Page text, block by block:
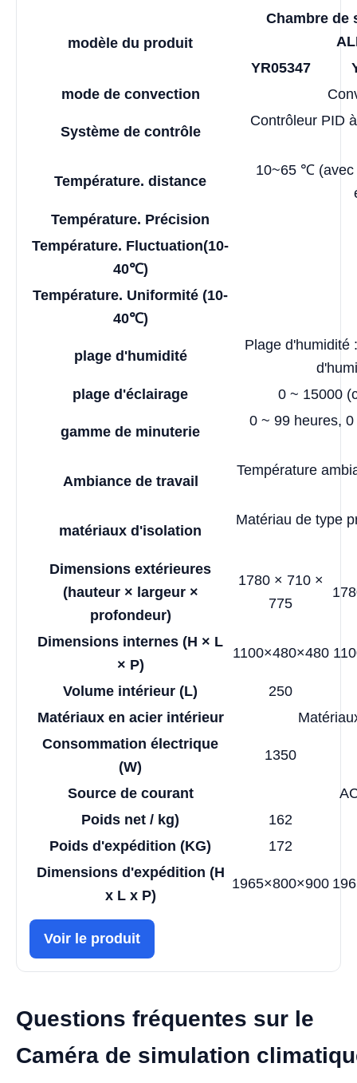
modèle du produit
Chambre
YR05347
mode de convection
Système de contrôle
Contrôleur PID
Température. distance
10~65 ℃
Température. Précision
Température. Fluctuation(10-
40℃)
Température. Uniformité (10-
40℃)
plage d'humidité
Plage d'humidité
plage d'éclairage
0 ~ 15000
gamme de minuterie
0 ~ 99 heures,
Ambiance de travail
Température
matériaux d'isolation
Matériau de type
Dimensions extérieures
(hauteur × largeur ×
profondeur)
1780 × 710 ×
775
Dimensions internes (H × L
× P)
1100×480×480
Volume intérieur (L)
250
Matériaux en acier intérieur
Consommation électrique
(W)
1350
Source de courant
Poids net / kg)
162
Poids d'expédition (KG)
172
Dimensions d'expédition (H
x L x P)
1965×800×900
Voir le produit
Questions fréquentes sur le
Caméra de simulation